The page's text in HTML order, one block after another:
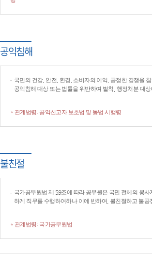
공익침해
국민의 건강, 안전, 환경, 소비자의 이익, 공정한 경쟁을
공익침해 대상 또는 법률을 위반하여 벌칙, 행정처분 대상
* 관계법령: 공익신고자 보호법 및 동법 시행령
불친절
국가공무원법 제 59조에 따라 공무원은 국민 전체의 봉사
하게 직무를 수행하여하나 이에 반하여, 불친절하고 불공
* 관계법령: 국가공무원법